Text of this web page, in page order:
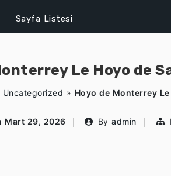
Sayfa Listesi
Le Hoyo de
Uncategorized » Hoyo de Monterrey Le
Mart 29, 2026 By admin